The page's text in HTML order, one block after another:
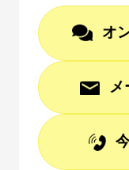
オ
メ